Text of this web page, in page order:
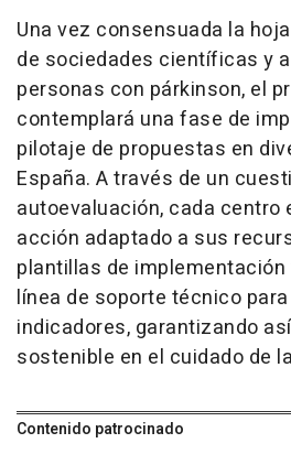
Una vez consensuada la
de sociedades científicas y
personas con párkinson, el
contemplará una fase de
pilotaje de propuestas en
España. A través de un
autoevaluación, cada centro
acción adaptado a sus
plantillas de
línea de soporte técnico
indicadores, garantizando
sostenible en el cuidado de
Contenido patrocinado